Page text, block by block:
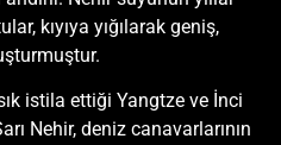
kıyıya yığılarak geniş,
istila ettiği Yangtze ve İnci
Nehir, deniz canavarlarının